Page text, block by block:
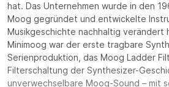
hat. Das Unternehmen wurde in den
Moog gegründet und entwickelte
Musikgeschichte nachhaltig verändert
Minimoog war der erste tragbare
Serienproduktion, das Moog Ladder
Filterschaltung der Synthesizer-
unverwechselbare Moog-Sound – mit